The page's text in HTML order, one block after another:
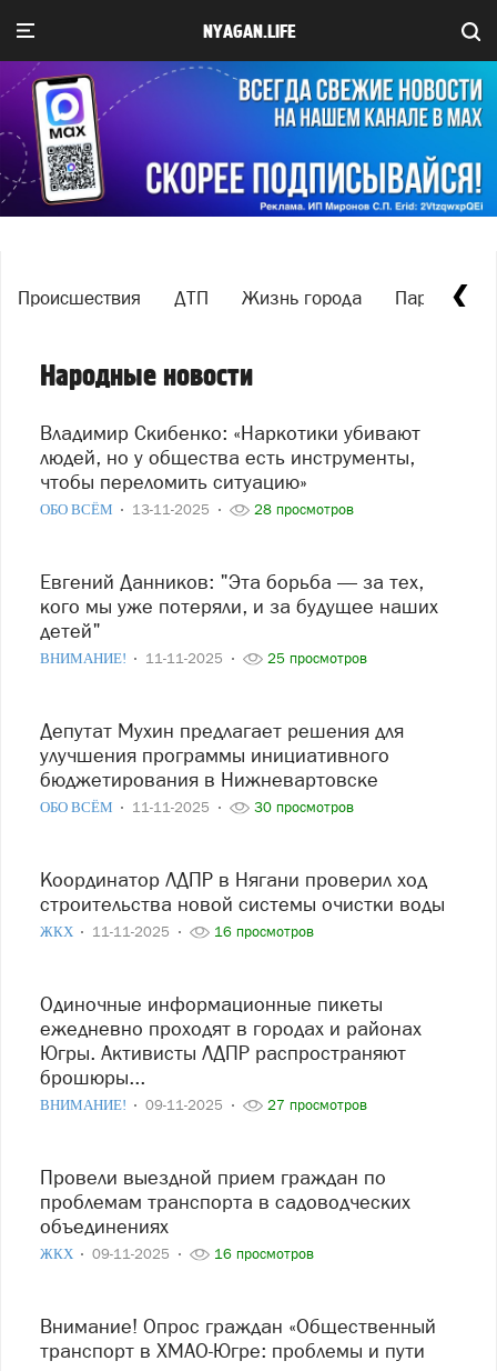
NYAGAN.LIFE
Происшествия ДТП Жизнь города Паркуюсь,
Народные новости
Владимир Скибенко: «Наркотики убивают
людей, но у общества есть инструменты,
чтобы переломить ситуацию»
ОБО ВСЁМ 13-11-2025 28 просмотров
Евгений Данников: "Эта борьба — за тех,
кого мы уже потеряли, и за будущее наших
детей"
ВНИМАНИЕ! 11-11-2025 25 просмотров
Депутат Мухин предлагает решения для
улучшения программы инициативного
бюджетирования в Нижневартовске
ОБО ВСЁМ 11-11-2025 30 просмотров
Координатор ЛДПР в Нягани проверил ход
строительства новой системы очистки воды
ЖКХ 11-11-2025 16 просмотров
Одиночные информационные пикеты
ежедневно проходят в городах и районах
Югры. Активисты ЛДПР распространяют
брошюры...
ВНИМАНИЕ! 09-11-2025 27 просмотров
Провели выездной прием граждан по
проблемам транспорта в садоводческих
объединениях
ЖКХ 09-11-2025 16 просмотров
Внимание! Опрос граждан «Общественный
транспорт в ХМАО-Югре: проблемы и пути